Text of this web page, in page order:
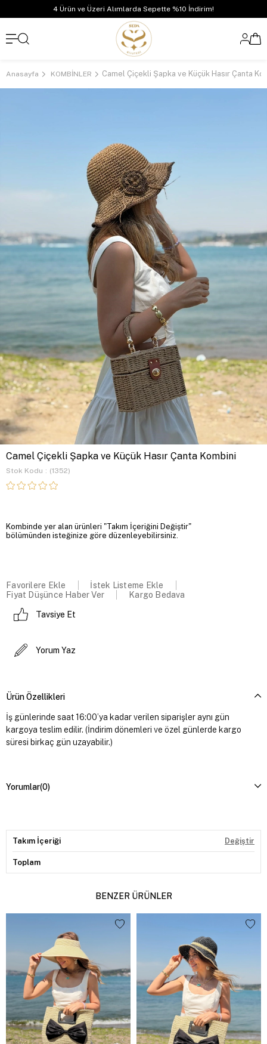
4 Ürün ve Üzeri Alımlarda Sepette %10 İndirim!
Anasayfa KOMBİNLER Camel Çiçekli Şapka ve Küçük Hasır Çanta
Camel Çiçekli Şapka ve Küçük Hasır Çanta Kombini
Stok Kodu (1352)
Kombinde yer alan ürünleri "Takım İçeriğini Değiştir"
bölümünden isteğinize göre düzenleyebilirsiniz.
Favorilere Ekle
İstek Listeme Ekle
Fiyat Düşünce Haber Ver
Kargo Bedava
Tavsiye Et
Yorum Yaz
Ürün Özellikleri
İş günlerinde saat 16:00’ya kadar verilen siparişler aynı gün
kargoya teslim edilir. (İndirim dönemleri ve özel günlerde kargo
süresi birkaç gün uzayabilir.)
Yorumlar(0)
Takım İçeriği Değiştir
Toplam
BENZER ÜRÜNLER